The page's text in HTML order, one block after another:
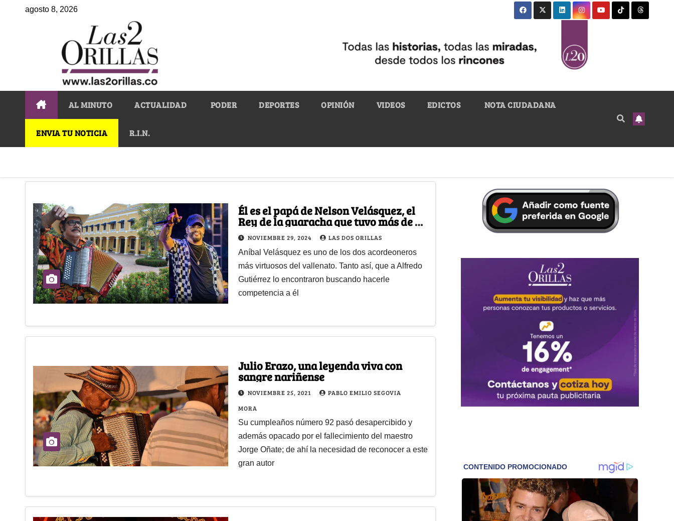
agosto 8, 2026
AL MINUTO ACTUALIDAD PODER DEPORTES OPINIÓN VIDEOS EDICTOS NOTA CIUDADANA
ENVIA TU NOTICIA R.I.N.
Él es el papá de Nelson Velásquez, el
Rey de la guaracha que tuvo más de 80
hijos
NOVIEMBRE 29, 2024 LAS DOS ORILLAS
Aníbal Velásquez es uno de los dos acordeoneros
más virtuosos del vallenato. Tanto así, que a Alfredo
Gutiérrez lo encontraron buscando hacerle
competencia a él
Julio Erazo, una leyenda viva con
sangre nariñense
NOVIEMBRE 25, 2021
PABLO EMILIO SEGOVIA
MORA
Su cumpleaños número 92 pasó desapercibido y
además opacado por el fallecimiento del maestro
Jorge Oñate; de ahí la necesidad de reconocer a este
gran autor